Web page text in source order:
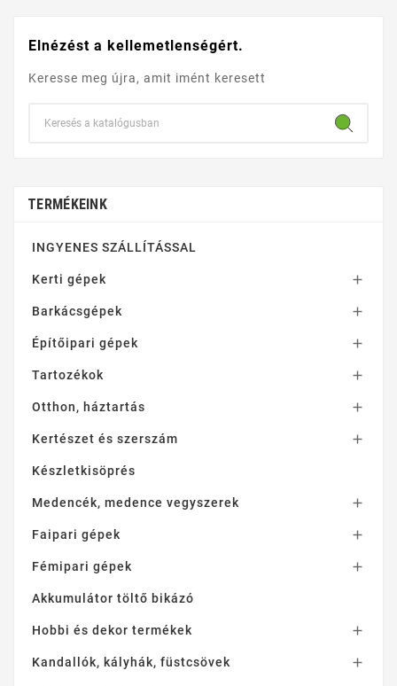
Elnézést a kellemetlenségért.
Keresse meg újra, amit imént keresett
TERMÉKEINK
INGYENES SZÁLLÍTÁSSAL
Kerti gépek 
Barkácsgépek 
Építőipari gépek 
Tartozékok 
Otthon, háztartás 
Kertészet és szerszám 
Készletkisöprés
Medencék, medence vegyszerek 
Faipari gépek 
Fémipari gépek 
Akkumulátor töltő bikázó
Hobbi és dekor termékek 
Kandallók, kályhák, füstcsövek 